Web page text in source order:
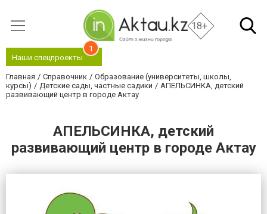
18+
Наши спецпроекты
1
Главная Справочник
Образование (университеты, школы,
курсы)
Детские сады, частные садики
АПЕЛЬСИНКА, детский
развивающий центр в городе Актау
АПЕЛЬСИНКА, детский
развивающий центр в городе Актау